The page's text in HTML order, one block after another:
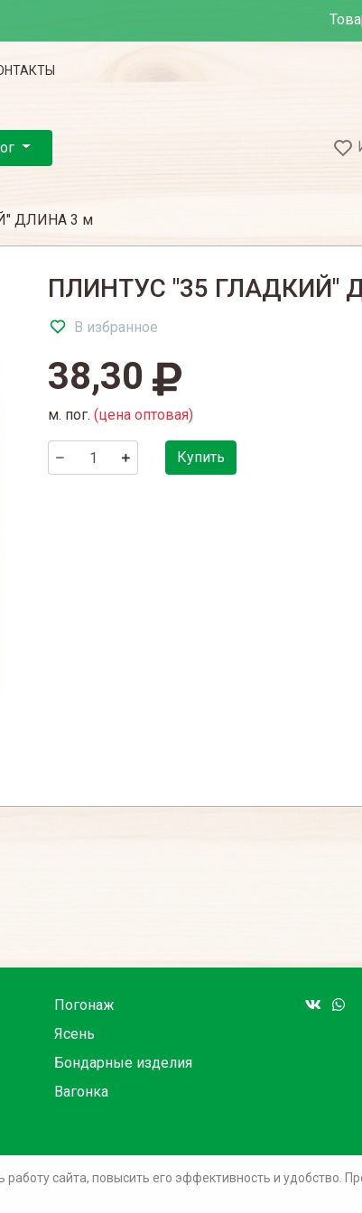
ДЛИНА 3 м
ПЛИНТУС "35 ГЛАДКИЙ"
В избранное
38,30
м. пог. (цена оптовая)
Купить
Погонаж
Ясень
Бондарные изделия
Вагонка
сайта, повысить его эффективность и удобство.